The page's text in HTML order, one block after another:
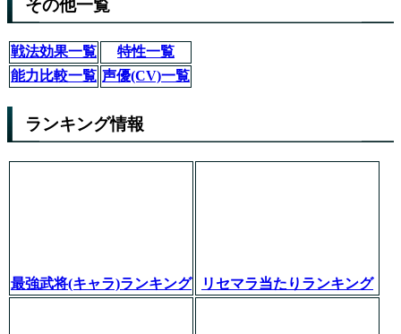
その他一覧
戦法効果一覧
特性一覧
能力比較一覧 声優(CV)一覧
ランキング情報
最強武将(キャラ)ランキング リセマラ当たりランキング